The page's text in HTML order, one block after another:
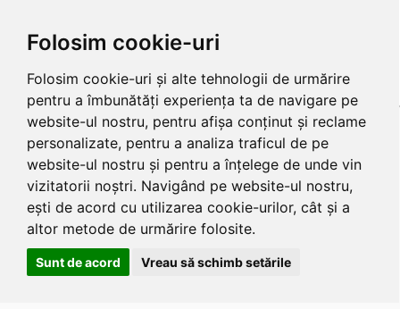
Folosim cookie-uri
Folosim cookie-uri și alte tehnologii de urmărire
pentru a îmbunătăți experiența ta de navigare pe
website-ul nostru, pentru afișa conținut și reclame
personalizate, pentru a analiza traficul de pe
website-ul nostru și pentru a înțelege de unde vin
vizitatorii noștri. Navigând pe website-ul nostru,
ești de acord cu utilizarea cookie-urilor, cât și a
altor metode de urmărire folosite.
Sunt de acord Vreau să schimb setările